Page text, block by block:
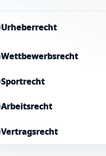
Urheberrecht
Wettbewerbsrecht
Sportrecht
Arbeitsrecht
Vertragsrecht